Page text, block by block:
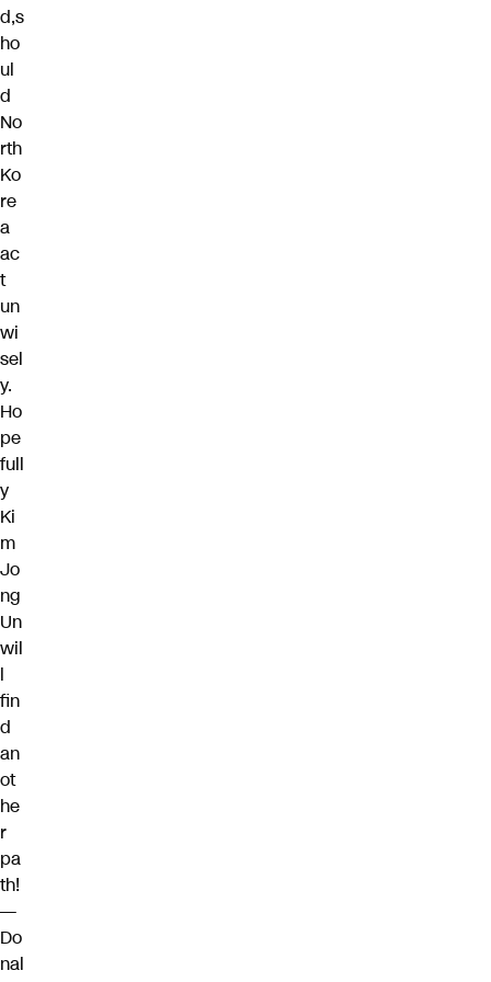
d,s
ho
ul
d
No
rth
Ko
re
a
ac
t
un
wi
sel
y.
Ho
pe
full
y
Ki
m
Jo
ng
Un
wil
l
fin
d
an
ot
he
r
pa
th!
—
Do
nal